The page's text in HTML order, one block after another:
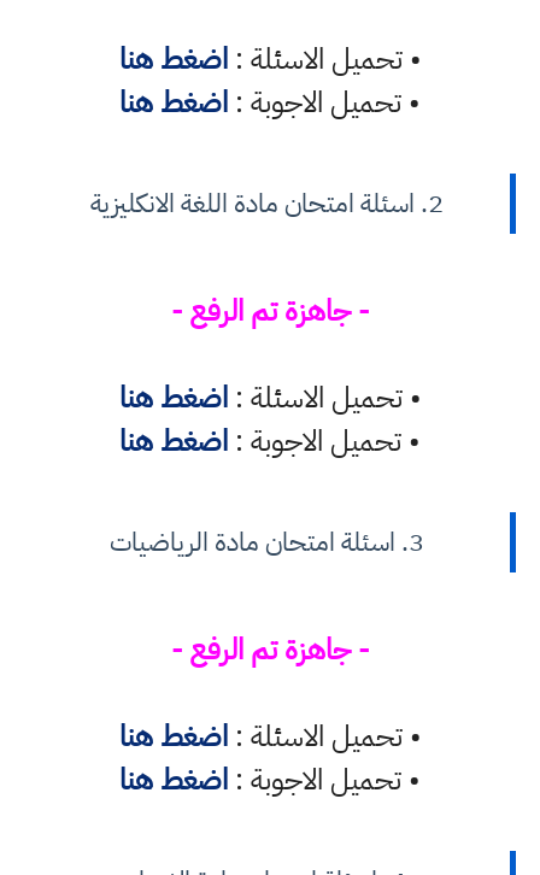
• تحميل الاسئلة :اضغط هنا
• تحميل الاجوبة : اضغط هنا
2. اسئلة امتحان مادة اللغة الانكليزية
- جاهزة تم الرفع -
• تحميل الاسئلة :اضغط هنا
• تحميل الاجوبة : اضغط هنا
3. اسئلة امتحان مادة الرياضيات
- جاهزة تم الرفع -
• تحميل الاسئلة :اضغط هنا
• تحميل الاجوبة : اضغط هنا